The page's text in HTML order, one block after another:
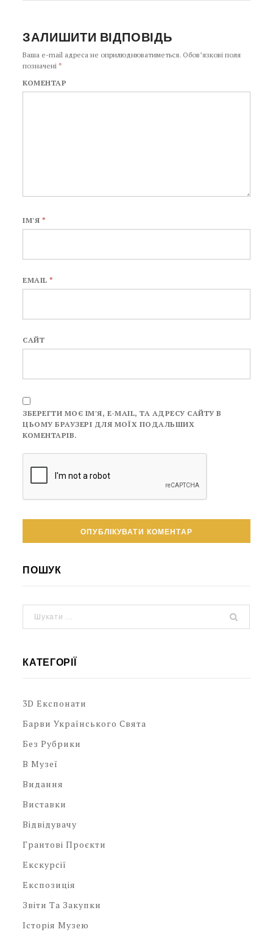
ЗАЛИШИТИ ВІДПОВІДЬ
Ваша e-mail адреса не оприлюднюватиметься. Обов’язкові поля
позначені*
КОМЕНТАР
ІМ'Я *
EMAIL*
САЙТ
ЗБЕРЕГТИ МОЄ ІМ'Я, E-MAIL, ТА АДРЕСУ САЙТУ В
ЦЬОМУ БРАУЗЕРІ ДЛЯ МОЇХ ПОДАЛЬШИХ
КОМЕНТАРІВ.
ПОШУК
КАТЕГОРІЇ
3D Експонати
Барви Українського Свята
Без Рубрики
В Музеї
Видання
Виставки
Відвідувачу
Грантові Проєкти
Екскурсії
Експозиція
Звіти Та Закупки
Історія Музею